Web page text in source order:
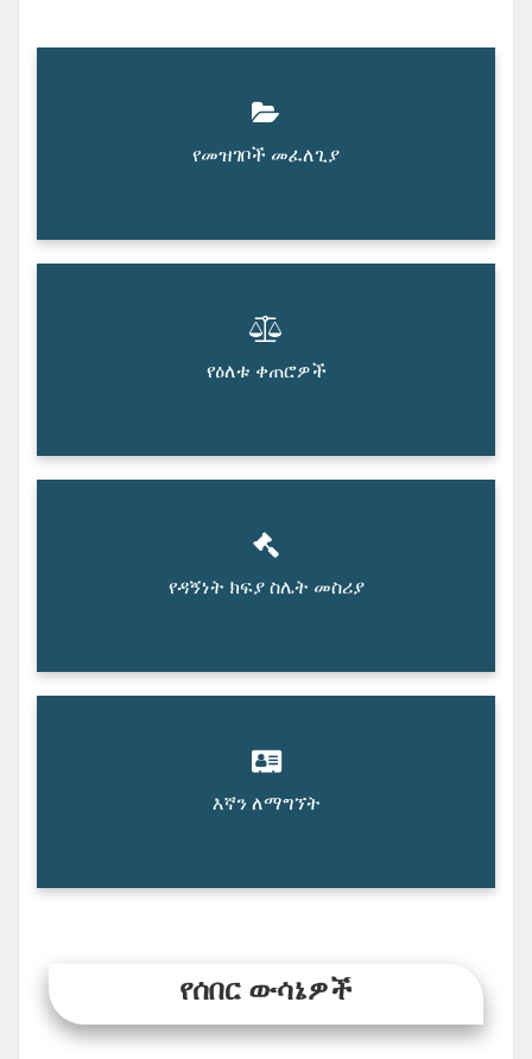
የመዝገቦች መፈለጊያ
የዕለቱ ቀጠሮዎች
የዳኝነት ክፍያ ስሌት መስሪያ
እኛን ለማግኘት
የሰበር ውሳኔዎች